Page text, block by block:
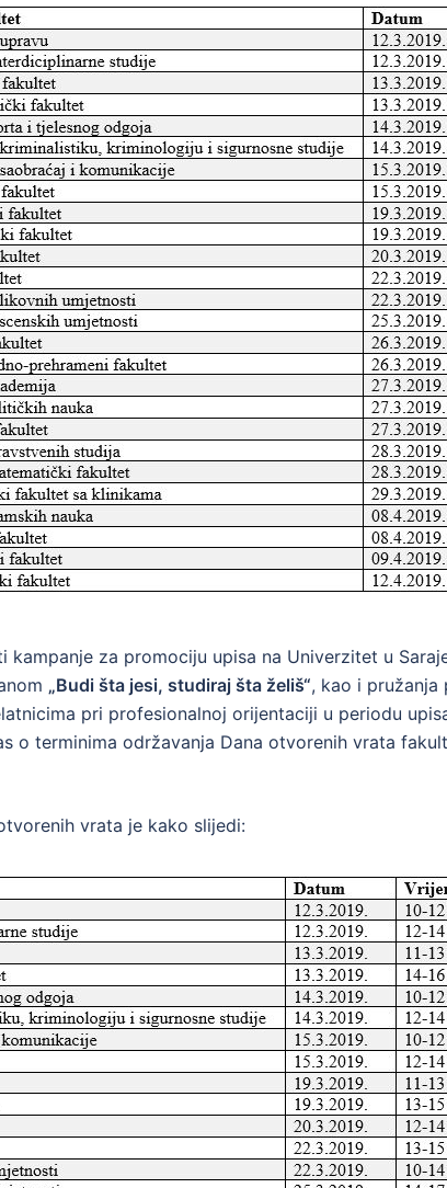
kampanje za promociju upisa na Univerzitet u
„Budi šta jesi, studiraj šta želiš“, kao i pružanja
pri profesionalnoj orijentaciji u periodu
o terminima održavanja Dana otvorenih vrata
vrata je kako slijedi: